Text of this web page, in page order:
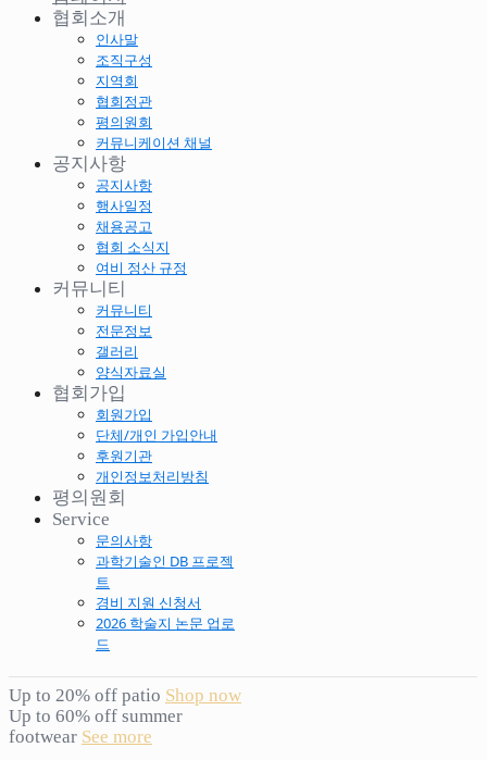
협회소개
인사말
조직구성
지역회
협회정관
평의원회
커뮤니케이션 채널
공지사항
공지사항
행사일정
채용공고
협회 소식지
여비 정산 규정
커뮤니티
커뮤니티
전문정보
갤러리
양식자료실
협회가입
회원가입
단체/개인 가입안내
후원기관
개인정보처리방침
평의원회
Service
문의사항
과학기술인 DB 프로젝
트
경비 지원 신청서
2026 학술지 논문 업로
드
Up to 20% off patio Shop now
Up to 60% off summer
footwear See more